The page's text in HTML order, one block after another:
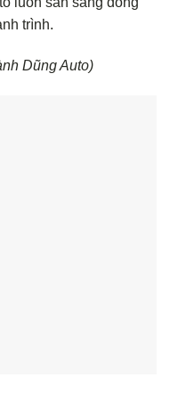
trình.
Dũng Auto)